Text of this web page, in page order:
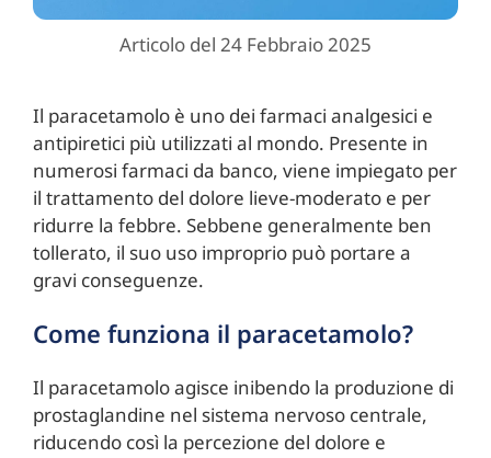
Articolo del 24 Febbraio 2025
Il paracetamolo è uno dei farmaci analgesici e
antipiretici più utilizzati al mondo. Presente in
numerosi farmaci da banco, viene impiegato per
il trattamento del dolore lieve-moderato e per
ridurre la febbre. Sebbene generalmente ben
tollerato, il suo uso improprio può portare a
gravi conseguenze.
Come funziona il paracetamolo?
Il paracetamolo agisce inibendo la produzione di
prostaglandine nel sistema nervoso centrale,
riducendo così la percezione del dolore e